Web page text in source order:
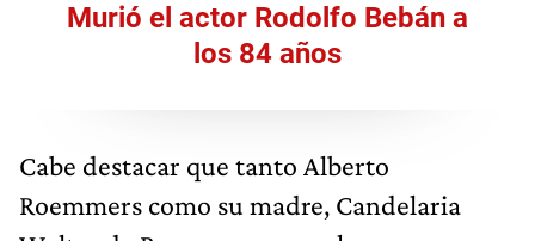
Murió el actor Rodolfo Bebán a
los 84 años
Cabe destacar que tanto Alberto
Roemmers como su madre, Candelaria